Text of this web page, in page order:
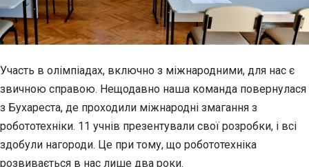
Участь в олімпіадах, включно з міжнародними, для нас є
звичною справою. Нещодавно наша команда повернулася
з Бухареста, де проходили міжнародні змагання з
робототехніки. 11 учнів презентували свої розробки, і всі
здобули нагороди. Це при тому, що робототехніка
розвивається в нас лише два роки.